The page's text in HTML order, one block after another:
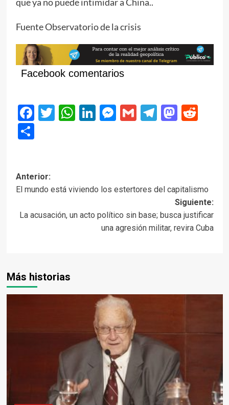
Fuente Observatorio de la crisis
Facebook comentarios
Facebook
Twitter
WhatsApp
LinkedIn
Messenger
GmailTelegram
Compartir
Navegación
de
entradas
Anterior:
El mundo está viviendo los estertores del capitalismo
Siguiente:
La acusación, un acto político sin base; busca justificar
una agresión militar, revira Cuba
Más historias